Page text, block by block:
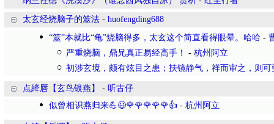
太玄经烧脑子的筮法 - huofengding688
“筮”本就比“龟”烧脑得多，太玄这个简直看得眼晕。哈哈 -
严重烧脑，鼎兄真正易经高手！
- 杭州阿立
初涉玄境，颇有炫目之患；扶镜静气，祥而审之，则可
点絳唇【玄鸟银燕】 - 听古仔
似曾相识燕归来💪😃🌹🌹🌹🌹🌹👍 - 杭州阿立